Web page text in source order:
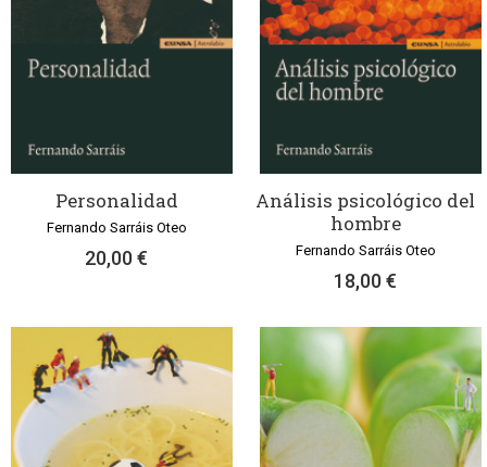
Personalidad
Fernando Sarráis Oteo
20,00 €
Análisis psicológico del
hombre
Fernando Sarráis Oteo
18,00 €